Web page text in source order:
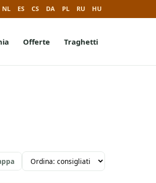
NL ES CS DA PL RU HU
Offerte Traghetti